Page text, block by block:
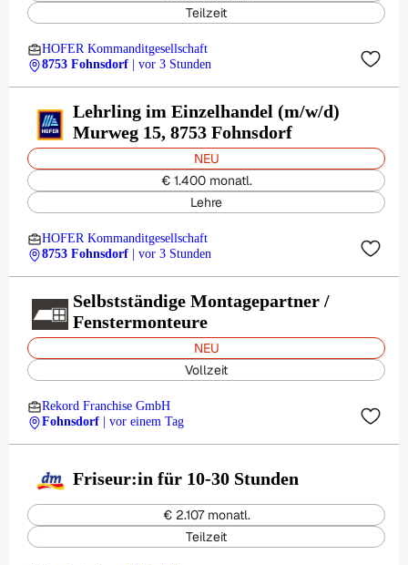
Teilzeit
HOFER Kommanditgesellschaft
8753 Fohnsdorf
| vor 3 Stunden
Lehrling im Einzelhandel (m/w/d)
Murweg 15, 8753 Fohnsdorf
NEU
€ 1.400 monatl.
Lehre
HOFER Kommanditgesellschaft
8753 Fohnsdorf
| vor 3 Stunden
Selbstständige Montagepartner /
Fenstermonteure
NEU
Vollzeit
Rekord Franchise GmbH
Fohnsdorf
| vor einem Tag
Friseur:in für 10-30 Stunden
€ 2.107 monatl.
Teilzeit